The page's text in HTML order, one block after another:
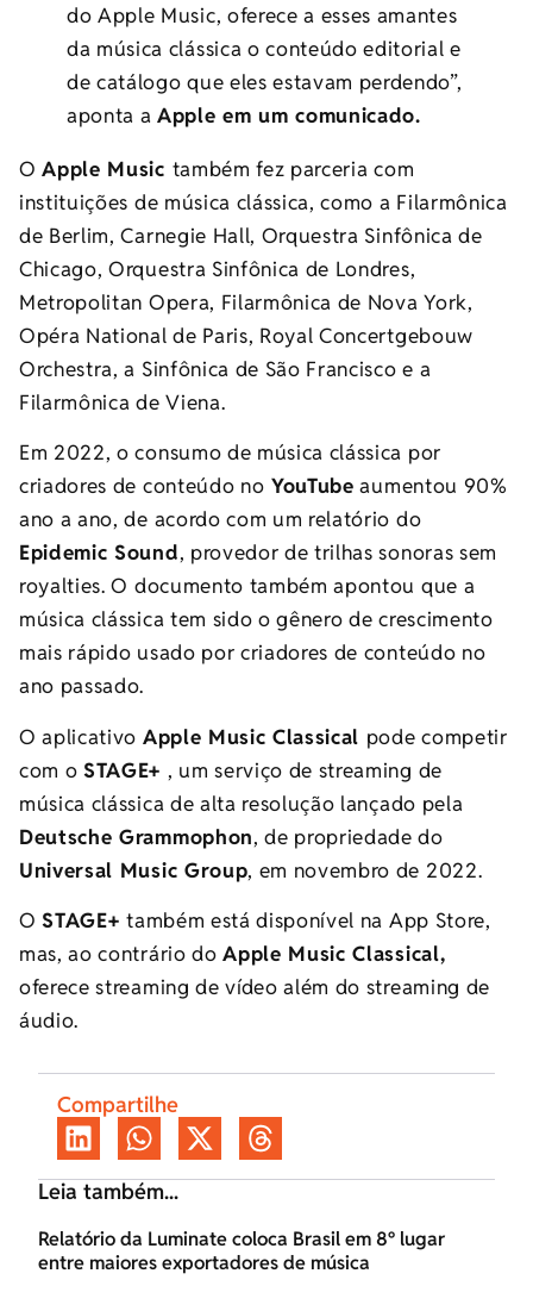
do Apple Music, oferece a esses amantes
da música clássica o conteúdo editorial e
de catálogo que eles estavam perdendo”,
aponta aApple em um comunicado.
OApple Music também fez parceria com
instituições de música clássica, como a Filarmônica
de Berlim, Carnegie Hall, Orquestra Sinfônica de
Chicago, Orquestra Sinfônica de Londres,
Metropolitan Opera, Filarmônica de Nova York,
Opéra National de Paris, Royal Concertgebouw
Orchestra, a Sinfônica de São Francisco e a
Filarmônica de Viena.
Em 2022, o consumo de música clássica por
criadores de conteúdo no YouTube aumentou 90%
ano a ano, de acordo com um relatório do
Epidemic Sound, provedor de trilhas sonoras sem
royalties. O documento também apontou que a
música clássica tem sido o gênero de crescimento
mais rápido usado por criadores de conteúdo no
ano passado.
O aplicativo Apple Music Classical pode competir
com oSTAGE+ , um serviço de streaming de
música clássica de alta resolução lançado pela
Deutsche Grammophon, de propriedade do
Universal Music Group, em novembro de 2022.
OSTAGE+também está disponível na App Store,
mas, ao contrário doApple Music Classical,
oferece streaming de vídeo além do streaming de
áudio.
Compartilhe
Leia também...
Relatório da Luminate coloca Brasil em 8º lugar
entre maiores exportadores de música